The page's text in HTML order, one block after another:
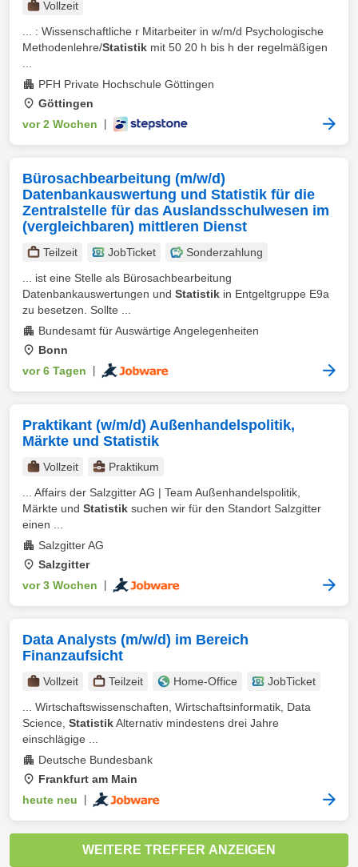
Vollzeit
... : Wissenschaftliche r Mitarbeiter in w/m/d Psychologische
Methodenlehre/Statistik mit 50 20 h bis h der regelmäßigen
PFH Private Hochschule Göttingen
Göttingen
vor 2 Wochen
Bürosachbearbeitung (m/w/d)
Datenbankauswertung und Statistik für die
Zentralstelle für das Auslandsschulwesen im
(vergleichbaren) mittleren Dienst
Teilzeit JobTicket
Sonderzahlung
... ist eine Stelle als Bürosachbearbeitung
Datenbankauswertungen und Statistik in Entgeltgruppe E9a
zu besetzen. Sollte ...
Bundesamt für Auswärtige Angelegenheiten
Bonn
vor 6 Tagen
Praktikant (w/m/d) Außenhandelspolitik,
Märkte und Statistik
Vollzeit
Praktikum
... Affairs der Salzgitter AG | Team Außenhandelspolitik,
Märkte und Statistik suchen wir für den Standort Salzgitter
einen ...
Salzgitter AG
Salzgitter
vor 3 Wochen
Data Analysts (m/w/d) im Bereich
Finanzaufsicht
Vollzeit Teilzeit Home-Office
JobTicket
... Wirtschaftswissenschaften, Wirtschaftsinformatik, Data
Science, StatistikAlternativ mindestens drei Jahre
einschlägige ...
Deutsche Bundesbank
Frankfurt am Main
heute neu
WEITERE TREFFER ANZEIGEN